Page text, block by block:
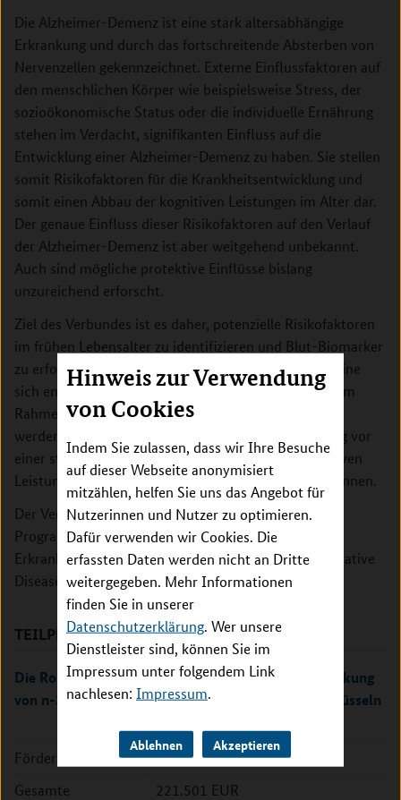
Hinweis zur Verwendung
von Cookies
Indem Sie zulassen, dass wir Ihre Besuche
auf dieser Webseite anonymisiert
mitzählen, helfen Sie uns das Angebot für
Nutzerinnen und Nutzer zu optimieren.
Dafür verwenden wir Cookies. Die
erfassten Daten werden nicht an Dritte
weitergegeben. Mehr Informationen
finden Sie in unserer
Datenschutzerklärung. Wer unsere
Dienstleister sind, können Sie im
Impressum unter folgendem Link
nachlesen: Impressum.
Ablehnen Akzeptieren
Die Alzheimer-Demenz ist eine stark altersabhängige
Erkrankung und durch das fortschreitende Absterben von
Nervenzellen gekennzeichnet. Externe Einflussfaktoren auf
den menschlichen Körper wie beispielsweise Stress, der
sozioökonomische Status oder die individuelle Ernährung
stehen im Verdacht, signifikanten Einfluss auf die
Entwicklung einer Alzheimer-Demenz zu haben. Sie stellen
somit Risikofaktoren für die Krankheitsentwicklung und
somit einen Abbau der kognitiven Leistungen im Alter dar.
Der genaue Einfluss dieser Risikofaktoren auf den Verlauf
der Alzheimer-Demenz ist aber weitgehend unbekannt.
Auch sind mögliche protektive Einflüsse bislang
unzureichend erforscht.
Ziel des Verbundes ist es daher, potenzielle Risikofaktoren
im frühen Lebensalter zu identifizieren und Blut-Biomarker
zu erforschen, die den kognitiven Verfall und somit eine
sich entwickelnde Alzheimer-Demenz vorhersagen. Im
Rahmen des deutschen Teilprojektes soll untersucht
werden, ob Omega-3-Fettsäuren eine Schutzwirkung vor
einer stressinduzierten Verschlechterung der kognitiven
Leistungen in Alzheimer-Mausmodellen bewirken können.
Der Verbund SOLID ist Teil des transnationalen EU-
Programms zur Erforschung neurodegenerativer
Erkrankungen (EU Joint Programme – Neurodegenerative
Disease Research, JPND).
TEILPROJEKTE
Die Rolle von Mikroglia in der neuroprotektiven Wirkung
von n-3 mehrfach ungesättigten Fettsäuren entschlüsseln
Förderkennzeichen:
01ED2207
Gesamte
221.501 EUR